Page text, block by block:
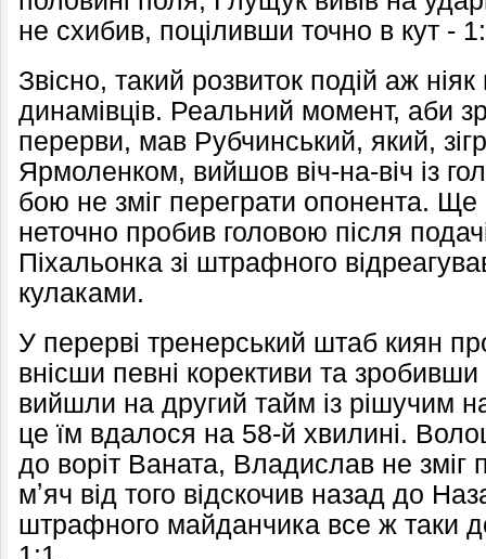
не схибив, поціливши точно в кут -
Звісно, такий розвиток подій аж
динамівців. Реальний момент, аби
перерви, мав Рубчинський, який,
Ярмоленком, вийшов віч-на-віч із
бою не зміг переграти опонента. Ще
неточно пробив головою після
Піхальонка зі штрафного
кулаками.
У перерві тренерський штаб киян
внісши певні корективи та зробивши
вийшли на другий тайм із рішучим
це їм вдалося на 58-й хвилині.
до воріт Ваната, Владислав не зміг
мʼяч від того відскочив назад до
штрафного майданчика все ж таки